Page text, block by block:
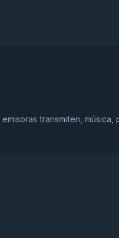
transmiten,